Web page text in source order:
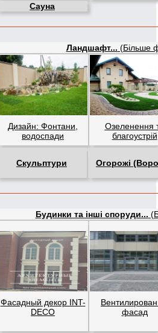
Сауна
Ландшафт... (Більше
Дизайн: Фонтани,
водоспади
Озеленення
благоустрій
Скульптури Огорожі
Будинки та інші споруди...
Фасадный декор INT-
DECO
фасад